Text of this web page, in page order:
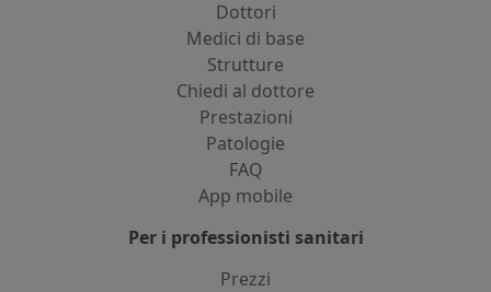
Dottori
Medici di base
Strutture
Chiedi al dottore
Prestazioni
Patologie
FAQ
App mobile
Per i professionisti sanitari
Prezzi